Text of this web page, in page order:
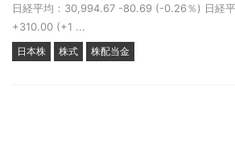
日経平均：30,994.67 -80.69 (-0.26％) 日経
+310.00 (+1 ...
日本株 株式 株配当金